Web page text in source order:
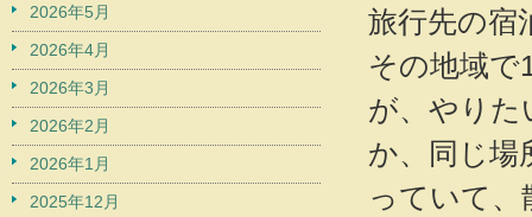
旅行先の宿
その地域
が、やりた
か、同じ場
っていて、
2026年5月
2026年4月
2026年3月
2026年2月
2026年1月
2025年12月